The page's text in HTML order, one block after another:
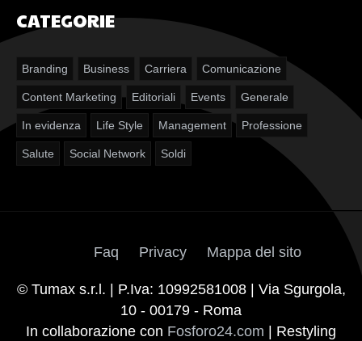
CATEGORIE
Branding Business Carriera Comunicazione
Content Marketing Editoriali Events Generale
In evidenza Life Style Management Professione
Salute Social Network Soldi
Faq Privacy Mappa del sito
© Tumax s.r.l. | P.Iva: 10992581008 | Via Sgurgola,
10 - 00179 - Roma
In collaborazione con Fosforo24.com | Restyling